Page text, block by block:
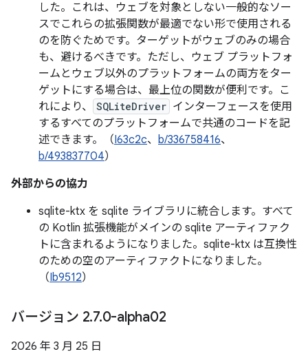
した。これは、ウェブを対象としない一般的なソー
スでこれらの拡張関数が最適でない形で使用される
のを防ぐためです。ターゲットがウェブのみの場合
も、避けるべきです。ただし、ウェブ プラットフォ
ームとウェブ以外のプラットフォームの両方をター
ゲットにする場合は、最上位の関数が便利です。こ
れにより、
SQLiteDriver インターフェースを使用
するすべてのプラットフォームで共通のコードを記
述できます。（I63c2c、 b/336758416、
b/493837704）
外部からの協力
sqlite-ktx を sqlite ライブラリに統合します。すべて
の Kotlin 拡張機能がメインの sqlite アーティファク
トに含まれるようになりました。sqlite-ktx は互換性
のための空のアーティファクトになりました。
（Ib9512）
バージョン 2.7.0-alpha02
2026 年 3 月 25 日